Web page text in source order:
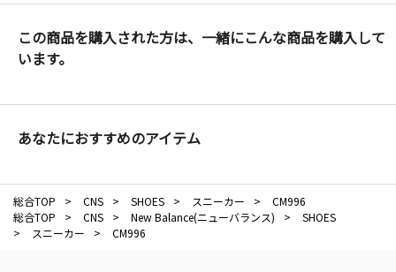
この商品を購入された方は、一緒にこんな商品を購入して
います。
あなたにおすすめのアイテム
総合TOP > CNS > SHOES > スニーカー >
CM996
総合TOP
> CNS > New Balance(ニューバランス) >
SHOES
>
スニーカー > CM996